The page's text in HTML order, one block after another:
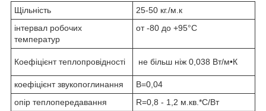
Щільність
25-50 кг./м.к
інтервал робочих
температур
от -80 до +95°C
Коефіцієнт теплопровідності не більш ніж 0,038 Вт/м•К
коефіцієнт звукопоглинання
B=0,04
опір теплопередавання
R=0,8 - 1,2 м.кв.*С/Вт